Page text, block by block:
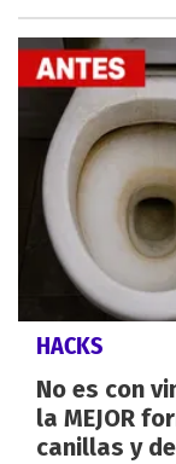
HACKS
No es con
la MEJOR
canillas y